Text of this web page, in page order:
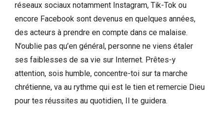
réseaux sociaux notamment Instagram, Tik-Tok ou
encore Facebook sont devenus en quelques années,
des acteurs à prendre en compte dans ce malaise.
N’oublie pas qu’en général, personne ne viens étaler
ses faiblesses de sa vie sur Internet. Prêtes-y
attention, sois humble, concentre-toi sur ta marche
chrétienne, va au rythme qui est le tien et remercie Dieu
pour tes réussites au quotidien, Il te guidera.